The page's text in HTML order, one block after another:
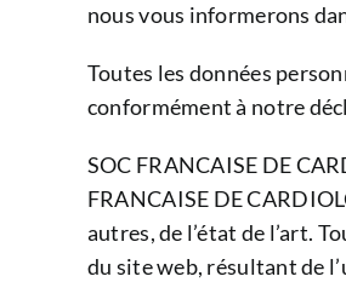
nous vous informerons
Toutes les données
conformément à notre
SOC FRANCAISE DE
FRANCAISE DE
autres, de l’état de l’art.
du site web, résultant de